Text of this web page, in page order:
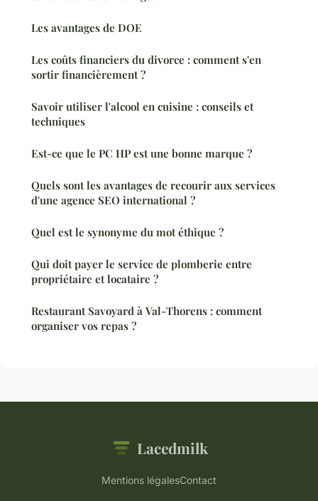
Les avantages de DOE
Les coûts financiers du divorce : comment s'en
sortir financièrement ?
Savoir utiliser l'alcool en cuisine : conseils et
techniques
Est-ce que le PC HP est une bonne marque ?
Quels sont les avantages de recourir aux services
d'une agence SEO international ?
Quel est le synonyme du mot éthique ?
Qui doit payer le service de plomberie entre
propriétaire et locataire ?
Restaurant Savoyard à Val-Thorens : comment
organiser vos repas ?
Lacedmilk
Mentions légalesContact